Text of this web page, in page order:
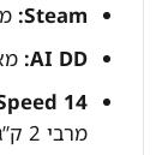
Steam:
AI DD:
14 Speed:
מרבי 2 ק”ג)